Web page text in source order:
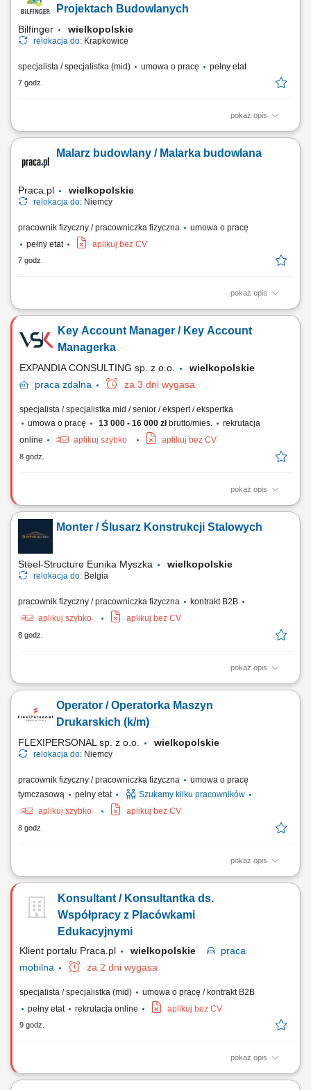
Projektach Budowlanych
Bilfinger wielkopolskie
relokacja do: Krapkowice
specjalista / specjalistka (mid) umowa o pracę pełny etat
7 godz.
pokaż opis
Opis stanowiska Nadzór nad bezpieczeństwem pracy na projektach
regularnych inspekcji oraz ocena poziomu bezpieczeństwa na
budowach; Weryfikacja i nadzór nad dokumentacją BHP zgodnie z
Malarz budowlany / Malarka budowlana
Praca.pl wielkopolskie
relokacja do: Niemcy
pracownik fizyczny / pracowniczka fizyczna
umowa o pracę
pełny etat
aplikuj bez CV
7 godz.
pokaż opis
Opis stanowiska: Kompleksowe wykonywanie prac malarskich i
szlifowanie i szpachlowanie. Malowanie wnętrz oraz fasad budynków.
Realizacja prac elewacyjnych i dociepleniowych dla obiektów
Key Account Manager / Key Account
Managerka
EXPANDIA CONSULTING sp. z o.o.
wielkopolskie
praca zdalna za 3 dni wygasa
specjalista / specjalistka mid / senior / ekspert / ekspertka
umowa o pracę
13 000 - 16 000 złbrutto/mies.
rekrutacja
online
aplikuj szybko aplikuj bez CV
8 godz.
pokaż opis
Zadania Aktywne pozyskiwanie klientów i rozwój sprzedaży w Polsce
oraz Europie; Kompleksowa współpraca z sieciami handlowymi i
sektorem B2B; Przygotowywanie ofert handlowych oraz prowadzenie
spływu należności; Koordynacja...
Monter / Ślusarz Konstrukcji Stalowych
Steel-Structure Eunika Myszka wielkopolskie
relokacja do: Belgia
pracownik fizyczny / pracowniczka fizyczna
kontrakt B2B
aplikuj szybko
aplikuj bez CV
8 godz.
pokaż opis
Zakres obowiązków montaż elementów konstrukcji stalowych na
elementów, wiercenie, cięcie oraz przygotowywanie elementów do
montażu, wykonywanie podstawowych prac ślusarskich. Praca
Operator / Operatorka Maszyn
Drukarskich (k/m)
FLEXIPERSONAL sp. z o.o. wielkopolskie
relokacja do: Niemcy
pracownik fizyczny / pracowniczka fizyczna
umowa o pracę
tymczasową
pełny etat
Szukamy kilku pracowników
aplikuj szybko
aplikuj bez CV
8 godz.
pokaż opis
Podstawowe informacje: Lokalizacja: Magdeburg, Niemcy; Start pracy:
Długoterminowe zatrudnienie; Opis stanowiska Obsługa oraz
ustawianie maszyn drukarskich zgodnie ze specyfikacją zleceń
produkcyjnych. Przygotowywanie urządzeń do...
Konsultant / Konsultantka ds.
Współpracy z Placówkami
Edukacyjnymi
Klient portalu Praca.pl wielkopolskie
praca
mobilna
za 2 dni wygasa
specjalista / specjalistka (mid)
umowa o pracę / kontrakt B2B
pełny etat
rekrutacja online aplikuj bez CV
9 godz.
pokaż opis
Nawiązywanie i utrzymywanie relacji biznesowych z sektorem